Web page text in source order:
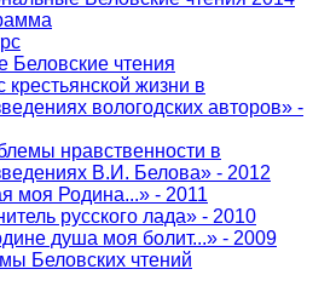
Беловские чтения
крестьянской жизни в
вологодских авторов» -
нравственности в
В.И. Белова» - 2012
моя Родина...» - 2011
русского лада» - 2010
душа моя болит...» - 2009
Беловских чтений